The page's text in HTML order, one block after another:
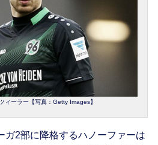
ィーラー【写真：Getty Images】
2部に降格するハノーファーは